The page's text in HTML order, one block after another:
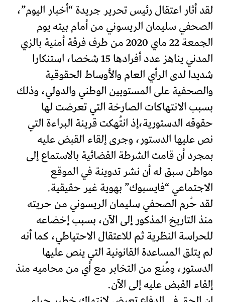
لقد أثار اعتقال رئيس تحرير جريدة “أخبار اليوم”،
الصحفي سليمان الريسوني من أمام بيته يوم
الجمعة 22 ماي 2020 من طرف فرقة أمنية بالزي
المدني يناهز عدد أفرادها 15 شخصا، استنكارا
شديدا لدى الرأي العام والأوساط الحقوقية
والصحفية على المستويين الوطني والدولي، وذلك
بسبب الانتهاكات الصارخة التي تعرضت لها
حقوقه الدستورية،إذ انتُهكت قرينة البراءة التي
نص عليها الدستور، وجرى إلقاء القبض عليه
بمجرد أن قامت الشرطة القضائية بالاستماع إلى
مواطن سبق له أن نشر تدوينة في الموقع
الاجتماعي “فايسبوك” بهوية غير حقيقية.
لقد حُرم الصحفي سليمان الريسوني من حريته
منذ التاريخ المذكور إلى الآن، بسبب إخضاعه
للحراسة النظرية ثم للاعتقال الاحتياطي، كما أنه
لم يتلق المساعدة القانونية التي ينص عليها
الدستور، ومُنع من التخابر مع أي من محاميه منذ
إلقاء القبض عليه إلى الآن.